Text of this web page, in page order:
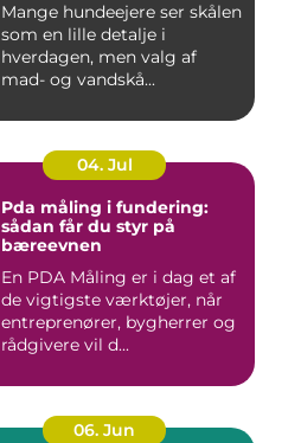
Mange hundeejere ser skålen
som en lille detalje i
hverdagen, men valg af
mad- og vandskå...
04. Jul
Pda måling i fundering:
sådan får du styr på
bæreevnen
En PDA Måling er i dag et af
de vigtigste værktøjer, når
entreprenører, bygherrer og
rådgivere vil d...
06. Jun